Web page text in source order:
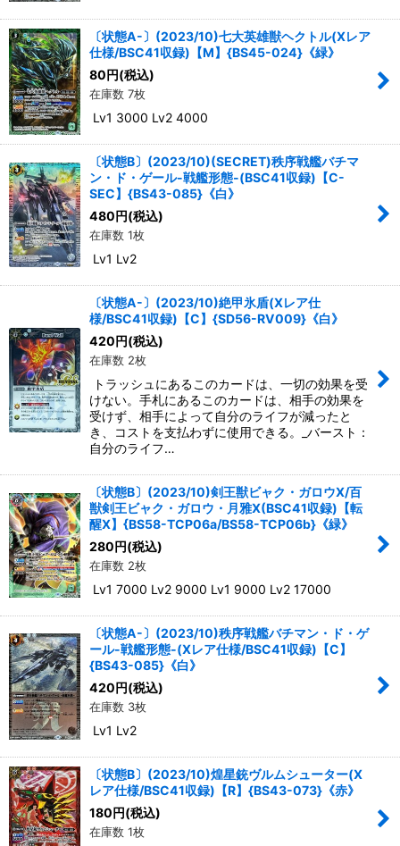
〔状態A-〕(2023/10)七大英雄獣ヘクトル(Xレア
仕様/BSC41収録)【M】{BS45-024}《緑》
80円(税込)
在庫数 7枚
Lv1 3000 Lv2 4000
〔状態B〕(2023/10)(SECRET)秩序戦艦バチマ
ン・ド・ゲール-戦艦形態-(BSC41収録)【C-
SEC】{BS43-085}《白》
480円(税込)
在庫数 1枚
Lv1 Lv2
〔状態A-〕(2023/10)絶甲氷盾(Xレア仕
様/BSC41収録)【C】{SD56-RV009}《白》
420円(税込)
在庫数 2枚
トラッシュにあるこのカードは、一切の効果を受
けない。手札にあるこのカードは、相手の効果を
受けず、相手によって自分のライフが減ったと
き、コストを支払わずに使用できる。_バースト：
自分のライフ…
〔状態B〕(2023/10)剣王獣ビャク・ガロウX/百
獣剣王ビャク・ガロウ・月雅X(BSC41収録)【転
醒X】{BS58-TCP06a/BS58-TCP06b}《緑》
280円(税込)
在庫数 2枚
Lv1 7000 Lv2 9000 Lv1 9000 Lv2 17000
〔状態A-〕(2023/10)秩序戦艦バチマン・ド・ゲ
ール-戦艦形態-(Xレア仕様/BSC41収録)【C】
{BS43-085}《白》
420円(税込)
在庫数 3枚
Lv1 Lv2
〔状態B〕(2023/10)煌星銃ヴルムシューター(X
レア仕様/BSC41収録)【R】{BS43-073}《赤》
180円(税込)
在庫数 1枚